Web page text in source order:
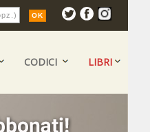
CODICI LIBRI